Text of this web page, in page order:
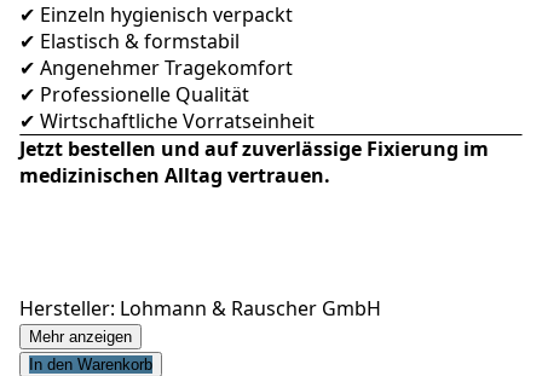
✔ Einzeln hygienisch verpackt
✔ Elastisch & formstabil
✔ Angenehmer Tragekomfort
✔ Professionelle Qualität
✔ Wirtschaftliche Vorratseinheit
Jetzt bestellen und auf zuverlässige Fixierung im
medizinischen Alltag vertrauen.
Hersteller: Lohmann & Rauscher GmbH
Mehr anzeigen
In den Warenkorb